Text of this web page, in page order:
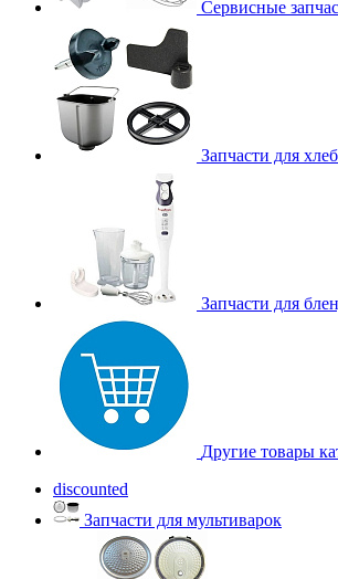
Сервисные
Запчасти для
Запчасти для
Другие товары
discounted
Запчасти для мультиварок